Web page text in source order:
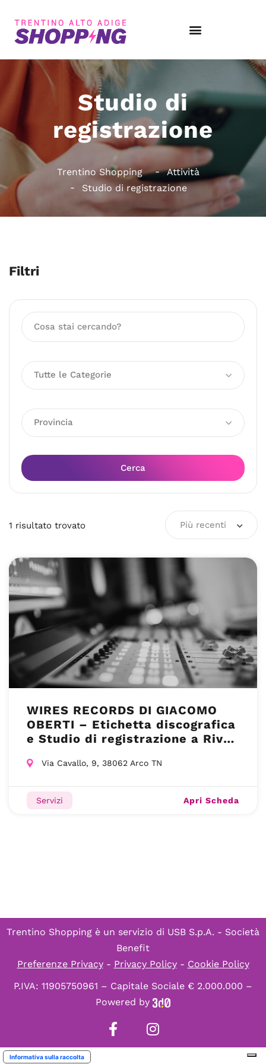
Studio di
registrazione
Trentino Shopping
Attività
Studio di registrazione
Filtri
Tutte le Categorie
Provincia
Cerca
1 risultato trovato Più recenti
WIRES RECORDS DI GIACOMO
OBERTI – Etichetta discografica
e Studio di registrazione a Riva
Via Cavallo, 9, 38062 Arco TN
Servizi Apri Scheda
Trentino Shopping è un servizio di USB S.p.A. - Società
Benefit
Preferenze Privacy- Privacy Policy- Cookie Policy
P.IVA: 11905750961 – Capitale Sociale € 2.000.000 –
Powered by
Informativa sulla raccolta